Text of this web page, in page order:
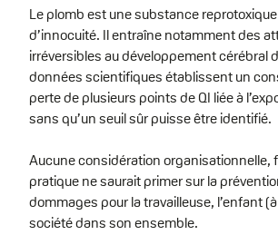
Le plomb est une substance
d’innocuité. Il entraîne notamment des
irréversibles au développement cérébral
données scientifiques établissent un
perte de plusieurs points de QI liée à
sans qu’un seuil sûr puisse être identifié.
Aucune considération organisationnelle,
pratique ne saurait primer sur la
dommages pour la travailleuse, l’enfant
société dans son ensemble.